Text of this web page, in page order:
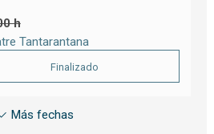
h
Tantarantana
Finalizado
Más fechas